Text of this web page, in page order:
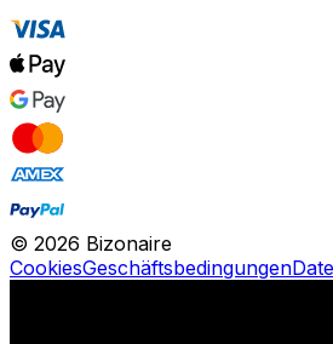
© 2026 Bizonaire
CookiesGeschäftsbedingungen